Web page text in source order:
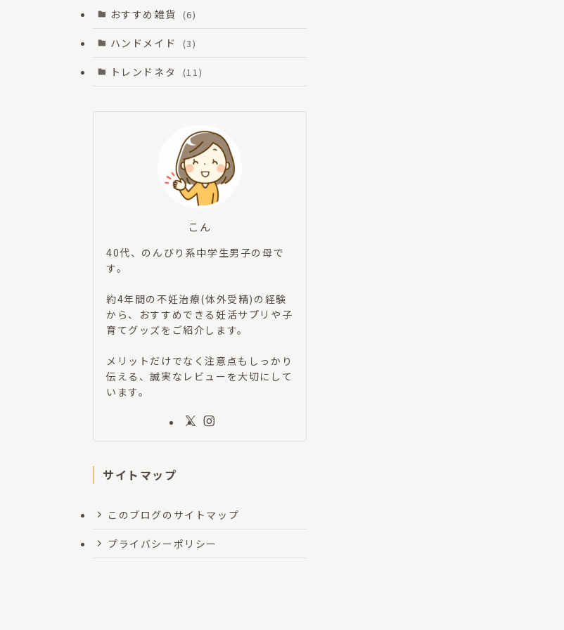
おすすめ雑貨 (6)
ハンドメイド (3)
トレンドネタ (11)
こん
40代、のんびり系中学生男子の母で
す。
約4年間の不妊治療(体外受精)の経験
から、おすすめできる妊活サプリや子
育てグッズをご紹介します。
メリットだけでなく注意点もしっかり
伝える、誠実なレビューを大切にして
います。
サイトマップ
このブログのサイトマップ
プライバシーポリシー